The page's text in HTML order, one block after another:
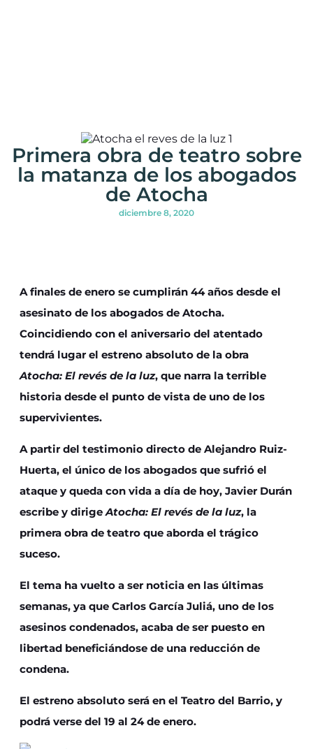
Primera obra de teatro sobre
la matanza de los abogados
de Atocha
diciembre 8, 2020
A finales de enero se cumplirán 44 años desde el
asesinato de los abogados de Atocha.
Coincidiendo con el aniversario del atentado
tendrá lugar el estreno absoluto de la obra
Atocha: El revés de la luz, que narra la terrible
historia desde el punto de vista de uno de los
supervivientes.
A partir del testimonio directo de Alejandro Ruiz-
Huerta, el único de los abogados que sufrió el
ataque y queda con vida a día de hoy, Javier Durán
escribe y dirigeAtocha: El revés de la luz, la
primera obra de teatro que aborda el trágico
suceso.
El tema ha vuelto a ser noticia en las últimas
semanas, ya que Carlos García Juliá, uno de los
asesinos condenados, acaba de ser puesto en
libertad beneficiándose de una reducción de
condena.
El estreno absoluto será en el Teatro del Barrio, y
podrá verse del 19 al 24 de enero.